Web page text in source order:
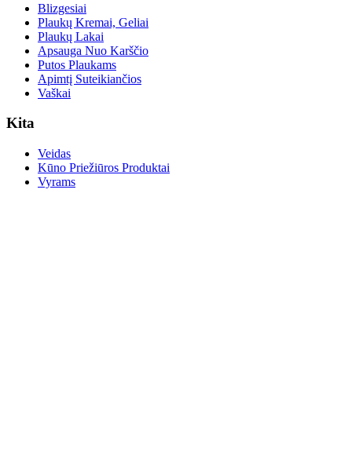
Blizgesiai
Plaukų Kremai, Geliai
Plaukų Lakai
Apsauga Nuo Karščio
Putos Plaukams
Apimtį Suteikiančios
Vaškai
Kita
Veidas
Kūno Priežiūros Produktai
Vyrams